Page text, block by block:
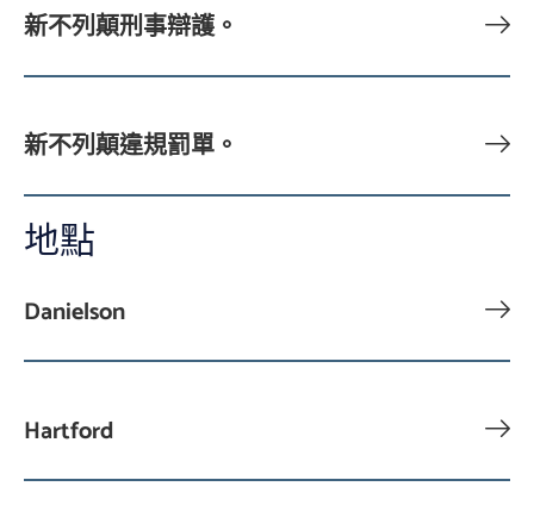
新不列顛刑事辯護。
新不列顛違規罰單。
地點
Danielson
Hartford